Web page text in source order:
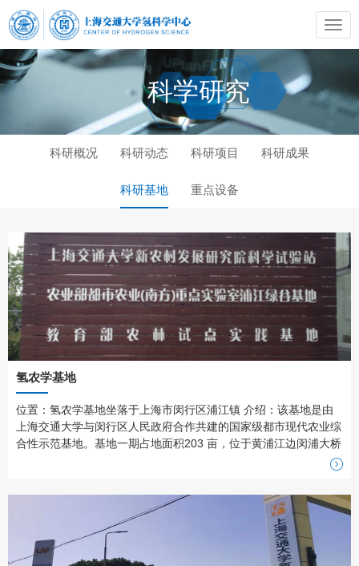
科学研究
科研概况 科研动态 科研项目 科研成果
科研基地 重点设备
氢农学基地
位置：氢农学基地坐落于上海市闵行区浦江镇 介绍：该基地是由
上海交通大学与闵行区人民政府合作共建的国家级都市现代农业综
合性示范基地。基地一期占地面积203 亩，位于黄浦江边闵浦大桥
南侧，属于上海市浦江郊野公园核心区域，离闵行校区的直线距离
示、教育培训和社会服务为一体，是现代农业标志性窗口、现代农